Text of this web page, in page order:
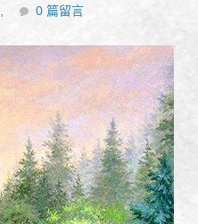
0 篇留言